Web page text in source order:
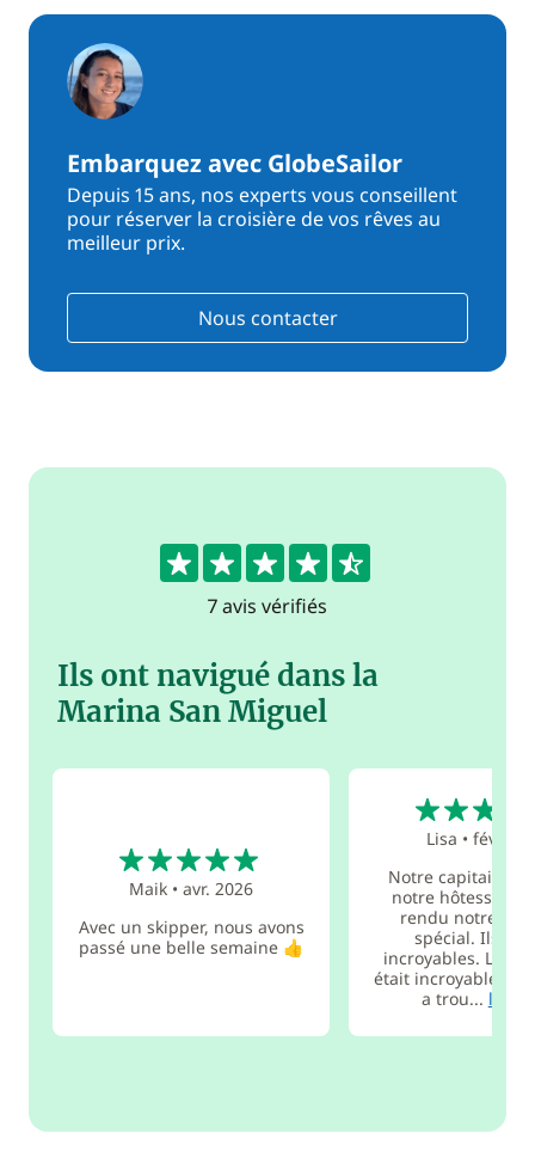
Embarquez avec GlobeSailor
Depuis 15 ans, nos experts vous conseillent
pour réserver la croisière de vos rêves au
meilleur prix.
Nous contacter
4.9
7 avis vérifiés
Ils ont navigué dans la
Marina San Miguel
Maik •avr. 2026
Avec un skipper, nous avons
passé une belle semaine 👍
Lisa • févr.
Notre capitaine
notre hôtesse
rendu notre
spécial. Ils
incroyables. La
était incroyable.
a trou... lire